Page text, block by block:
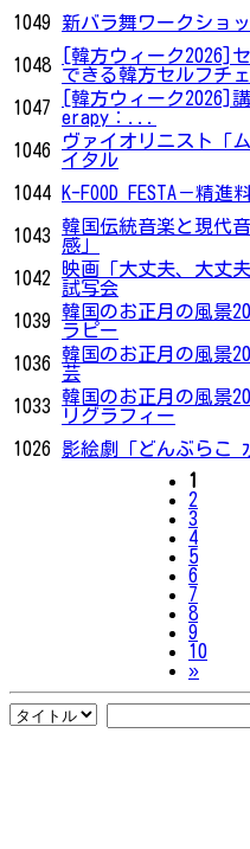
1049
新バラ舞ワークショ
1048
[韓方ウィーク2026]
できる韓方セルフチ
1047
[韓方ウィーク2026]
erapy：...
1046
ヴァイオリニスト「
イタル
1044
K-FOOD FESTA－精進
1043 韓国伝統音楽と現代
感」
1042
映画「大丈夫、大丈
試写会
1039 韓国のお正月の風景
ラピー
1036 韓国のお正月の風景
芸
1033 韓国のお正月の風景
リグラフィー
1026
影絵劇「どんぶらこ
1
2
3
4
5
6
7
8
9
10
»Next